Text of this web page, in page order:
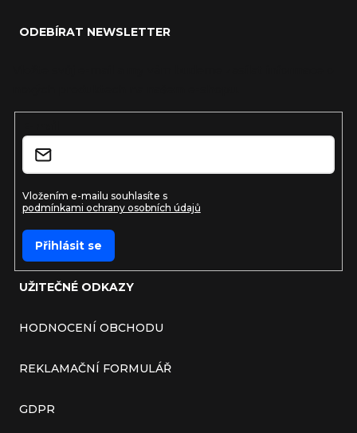
UŽITEČNÉ ODKAZY
HODNOCENÍ OBCHODU
REKLAMAČNÍ FORMULÁŘ
GDPR
ODEBÍRAT NEWSLETTER
Vložením e-mailu souhlasíte s
podmínkami ochrany osobních údajů
Přihlásit se